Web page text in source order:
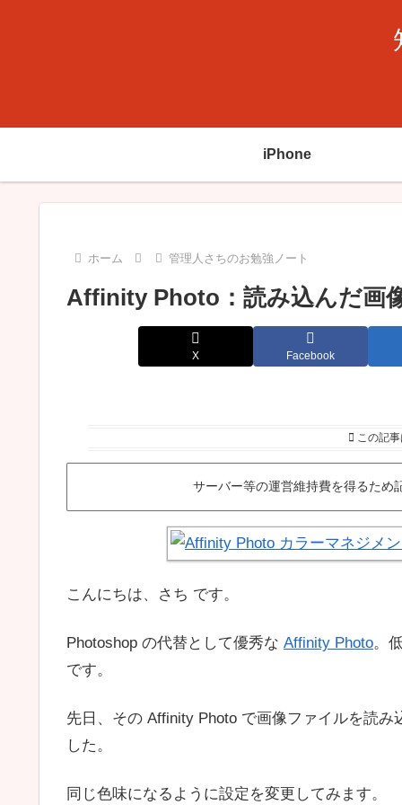
iPhone
ホーム 管理人さちのお勉強ノート
Affinity Photo：読み込んだ画
X Facebook
この記
サーバー等の運営維持費を得るため
こんにちは、さち です。
Photoshop の代替として優秀な Affinity Photo。
です。
先日、その Affinity Photo で画像ファイルを読
した。
同じ色味になるように設定を変更してみます。